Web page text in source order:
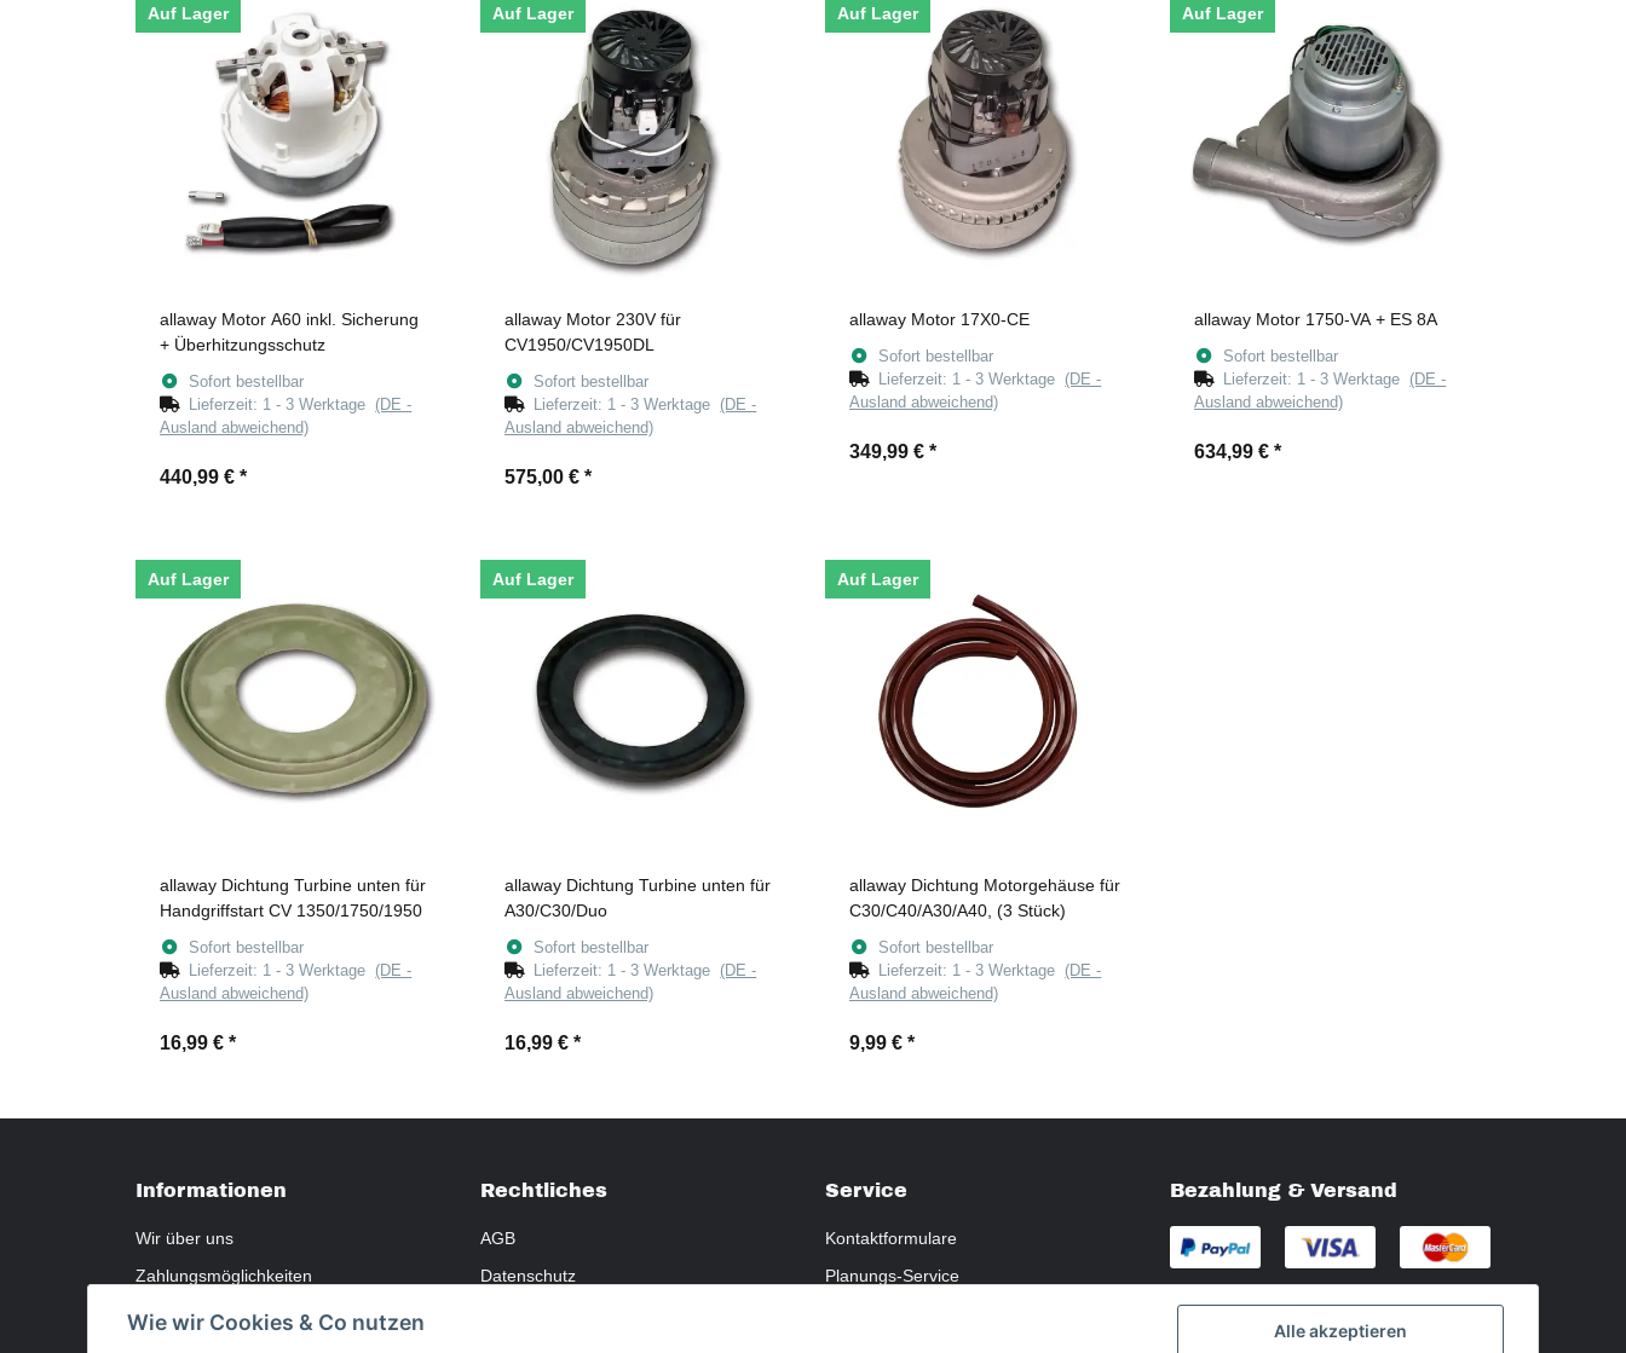
Auf Lager
allaway Motor A60 inkl. Sicherung
+ Überhitzungsschutz
Sofort bestellbar
Lieferzeit: 1 - 3 Werktage (DE -
Ausland abweichend)
440,99 € *
Auf Lager
allaway Motor 230V für
CV1950/CV1950DL
Sofort bestellbar
Lieferzeit: 1 - 3 Werktage (DE -
Ausland abweichend)
575,00 € *
Auf Lager
allaway Motor 17X0-CE
Sofort bestellbar
Lieferzeit: 1 - 3 Werktage (DE -
Ausland abweichend)
349,99 € *
Auf Lager
allaway Motor 1750-VA + ES 8A
Sofort bestellbar
Lieferzeit: 1 - 3 Werktage (DE -
Ausland abweichend)
634,99 € *
Auf Lager
allaway Dichtung Turbine unten für
Handgriffstart CV 1350/1750/1950
Sofort bestellbar
Lieferzeit: 1 - 3 Werktage (DE -
Ausland abweichend)
16,99 € *
Auf Lager
allaway Dichtung Turbine unten für
A30/C30/Duo
Sofort bestellbar
Lieferzeit: 1 - 3 Werktage (DE -
Ausland abweichend)
16,99 € *
Auf Lager
allaway Dichtung Motorgehäuse für
C30/C40/A30/A40, (3 Stück)
Sofort bestellbar
Lieferzeit: 1 - 3 Werktage (DE -
Ausland abweichend)
9,99 € *
Informationen
Wir über uns
Zahlungsmöglichkeiten
Versandinformationen
Rechtliches
AGB
Datenschutz
Service
Kontaktformulare
Planungs-Service
Bezahlung & Versand
Wie wir Cookies & Co nutzen Alle akzeptieren